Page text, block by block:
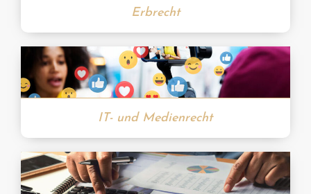
Erbrecht
IT- und Medienrecht